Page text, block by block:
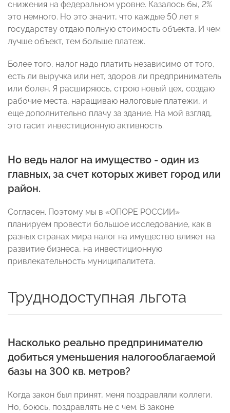
снижения на федеральном уровне. Казалось бы, 2%
это немного. Но это значит, что каждые 50 лет я
государству отдаю полную стоимость объекта. И чем
лучше объект, тем больше платеж.
Более того, налог надо платить независимо от того,
есть ли выручка или нет, здоров ли предприниматель
или болен. Я расширяюсь, строю новый цех, создаю
рабочие места, наращиваю налоговые платежи, и
еще дополнительно плачу за здание. На мой взгляд,
это гасит инвестиционную активность.
Но ведь налог на имущество - один из
главных, за счет которых живет город или
район.
Согласен. Поэтому мы в «ОПОРЕ РОССИИ»
планируем провести большое исследование, как в
разных странах мира налог на имущество влияет на
развитие бизнеса, на инвестиционную
привлекательность муниципалитета.
Труднодоступная льгота
Насколько реально предпринимателю
добиться уменьшения налогооблагаемой
базы на 300 кв. метров?
Когда закон был принят, меня поздравляли коллеги.
Но, боюсь, поздравлять не с чем. В законе